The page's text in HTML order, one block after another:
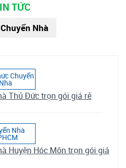
TỨC
Chuyển
Nhà
Thủ Đức trọn gói giá rẻ
Nhà
Huyện Hóc Môn trọn gói giá
Nhà